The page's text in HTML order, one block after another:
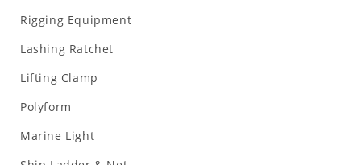
Rigging Equipment
Lashing Ratchet
Lifting Clamp
Polyform
Marine Light